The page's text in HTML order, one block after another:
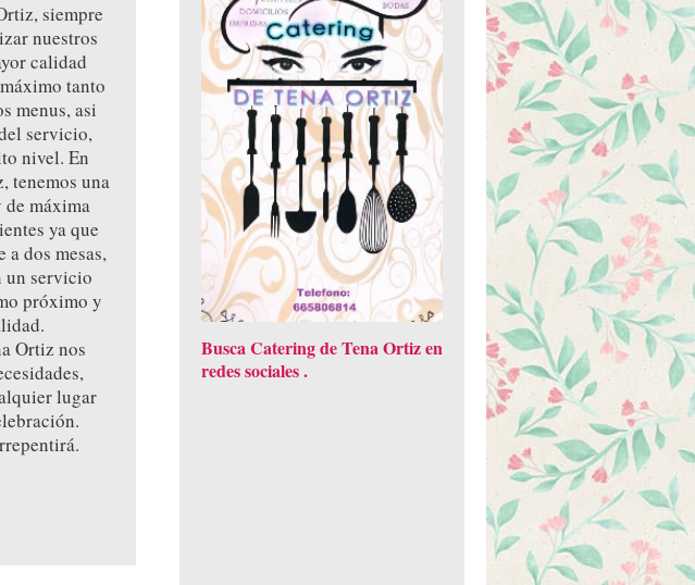
siempre
nuestros
calidad
tanto
menus, asi
servicio,
nivel. En
tenemos una
máxima
ya que
a dos mesas,
un servicio
próximo y
Ortiz nos
lugar
Busca Catering de Tena Ortiz en
redes sociales .